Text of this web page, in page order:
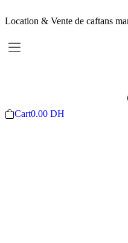
Location & Vente de caftans
Cart0.00 DH